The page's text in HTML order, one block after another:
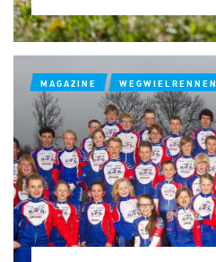
MAGAZINE WEGWIELRENNEN